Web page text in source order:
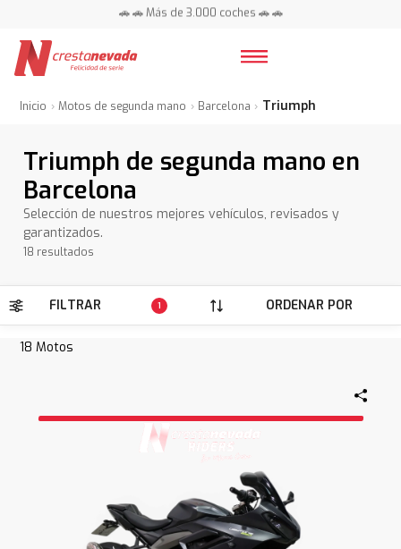
📍 Centros en toda España ⭐
📍 Centros en toda España ⭐
Inicio Motos de segunda mano Barcelona Triumph
Triumph de segunda mano en
Barcelona
Selección de nuestros mejores vehículos, revisados y
garantizados.
18 resultados
FILTRAR 1 ORDENAR POR
18 Motos